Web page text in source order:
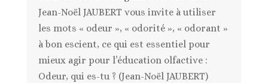
Jean-Noël JAUBERT vous invite à utiliser
les mots « odeur », « odorité », « odorant »
à bon escient, ce qui est essentiel pour
mieux agir pour l’éducation olfactive :
Odeur, qui es-tu ? (Jean-Noël JAUBERT)